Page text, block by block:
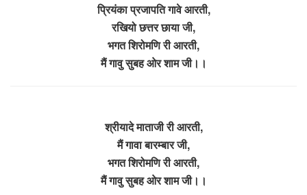
प्रियंका प्रजापति गावे आरती,
रखियो छत्तर छाया जी,
भगत शिरोमणि री आरती,
मैं गावु सुबह ओर शाम जी।।
श्रीयादे माताजी री आरती,
मैं गावा बारम्बार जी,
भगत शिरोमणि री आरती,
मैं गावु सुबह ओर शाम जी।।